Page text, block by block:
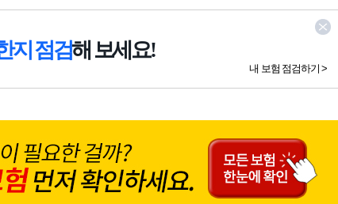
지 점검해 보세요!
내 보험 점검하기 >